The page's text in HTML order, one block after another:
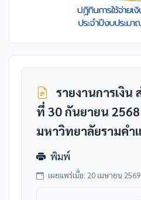
รายงานการเงิ
ที่ 30 กันยายน
มหาวิทยาลัยรามคำ
พิมพ์
เผยแพร่เมื่อ: 20 เมษายน 2569